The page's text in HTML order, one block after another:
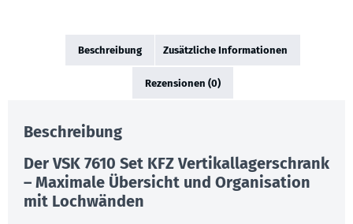
Beschreibung Zusätzliche Informationen
Rezensionen (0)
Beschreibung
DerVSK 7610 Set KFZVertikallagerschrank
– Maximale Übersicht und Organisation
mit Lochwänden